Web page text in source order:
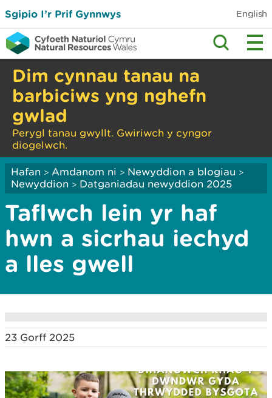
Sgipio I’r Prif Gynnwys English
Dim cynnau tanau na
barbiciws yng nghefn
gwlad
Perygl tanau gwyllt. Gwiriwch y cyngor
diogelwch.
Hafan > Amdanom ni > Newyddion a blogiau >
Newyddion > Datganiadau newyddion 2025
Taflwch lein yr haf
hwn a sicrhau iechyd
a lles gwell
23 Gorff 2025